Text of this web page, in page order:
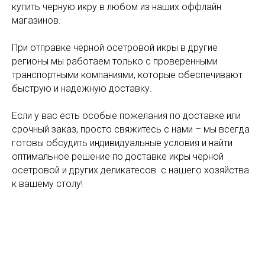
купить черную икру в любом из наших оффлайн
магазинов.
При отправке черной осетровой икры в другие
регионы мы работаем только с проверенными
транспортными компаниями, которые обеспечивают
быструю и надежную доставку.
Если у вас есть особые пожелания по доставке или
срочный заказ, просто свяжитесь с нами – мы всегда
готовы обсудить индивидуальные условия и найти
оптимальное решение по доставке икры черной
осетровой и других деликатесов с нашего хозяйства
к вашему столу!